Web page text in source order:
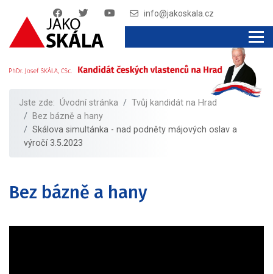
info@jakoskala.cz
Jste zde: Úvodní stránka
Tvůj kandidát na Hrad
Bez bázně a hany
Skálova simultánka - nad podněty májových oslav a
výročí 3.5.2023
Bez bázně a hany